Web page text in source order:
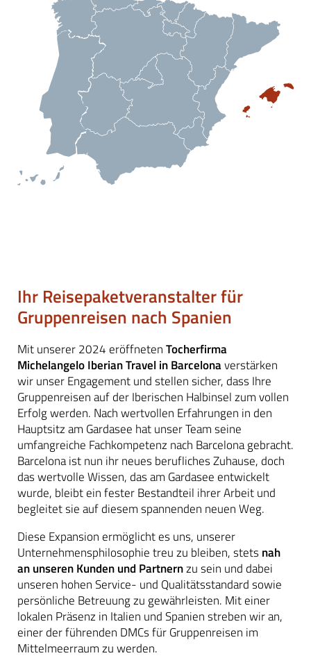
Ihr Reisepaketveranstalter für
Gruppenreisen nach Spanien
Mit unserer 2024 eröffnetenTocherfirma
Michelangelo Iberian Travel in Barcelonaverstärken
wir unser Engagement und stellen sicher, dass Ihre
Gruppenreisen auf der Iberischen Halbinsel zum vollen
Erfolg werden. Nach wertvollen Erfahrungen in den
Hauptsitz am Gardasee hat unser Team seine
umfangreiche Fachkompetenz nach Barcelona gebracht.
Barcelona ist nun ihr neues berufliches Zuhause, doch
das wertvolle Wissen, das am Gardasee entwickelt
wurde, bleibt ein fester Bestandteil ihrer Arbeit und
begleitet sie auf diesem spannenden neuen Weg.
Diese Expansion ermöglicht es uns, unserer
Unternehmensphilosophie treu zu bleiben, stets nah
an unseren Kunden und Partnernzu sein und dabei
unseren hohen Service- und Qualitätsstandard sowie
persönliche Betreuung zu gewährleisten. Mit einer
lokalen Präsenz in Italien und Spanien streben wir an,
einer der führenden DMCs für Gruppenreisen im
Mittelmeerraum zu werden.